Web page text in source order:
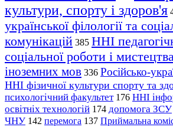
культури, спорту і здоров'я
української філології та
комунікацій 385 ННІ
соціальної роботи і мистецтва
іноземних мов 336 Російсько-
ННІ фізичної культури спорту та
психологічний факультет 176 ННІ
освітніх технологій 174 допомога ЗСУ
ЧНУ 142 перемога 137 Приймальна